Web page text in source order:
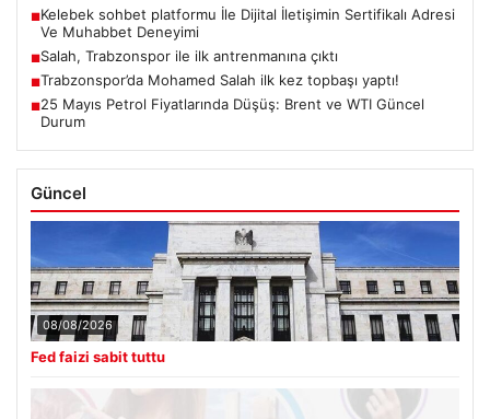
■Kelebek sohbet platformu İle Dijital İletişimin Sertifikalı Adresi
Ve Muhabbet Deneyimi
■Salah, Trabzonspor ile ilk antrenmanına çıktı
■Trabzonspor’da Mohamed Salah ilk kez topbaşı yaptı!
■25 Mayıs Petrol Fiyatlarında Düşüş: Brent ve WTI Güncel
Durum
Güncel
08/08/2026
Fed faizi sabit tuttu